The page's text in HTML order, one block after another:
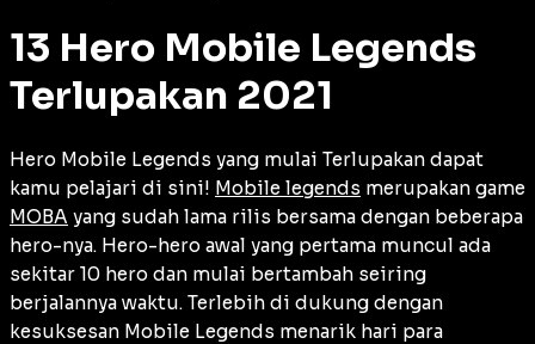
13 Hero Mobile Legends
Terlupakan 2021
Hero Mobile Legends yang mulai Terlupakan dapat
kamu pelajari di sini! Mobile legends merupakan game
MOBA yang sudah lama rilis bersama dengan beberapa
hero-nya. Hero-hero awal yang pertama muncul ada
sekitar 10 hero dan mulai bertambah seiring
berjalannya waktu. Terlebih di dukung dengan
kesuksesan Mobile Legends menarik hari para